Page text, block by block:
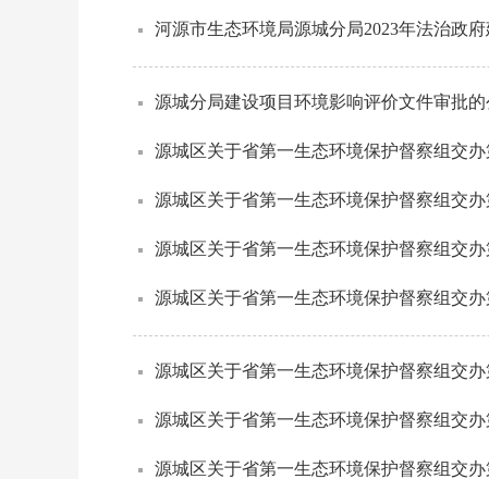
河源市生态环境局源城分局2023年法治政
源城分局建设项目环境影响评价文件审批的
源城区关于省第一生态环境保护督察组交
源城区关于省第一生态环境保护督察组交
源城区关于省第一生态环境保护督察组交
源城区关于省第一生态环境保护督察组交
源城区关于省第一生态环境保护督察组交
源城区关于省第一生态环境保护督察组交
源城区关于省第一生态环境保护督察组交